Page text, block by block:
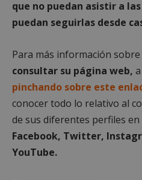
que no puedan asistir a
puedan seguirlas desde
Para más información
consultar su página web,
pinchando sobre este
conocer todo lo relativo al
de sus diferentes perfiles en
Facebook, Twitter,
YouTube.